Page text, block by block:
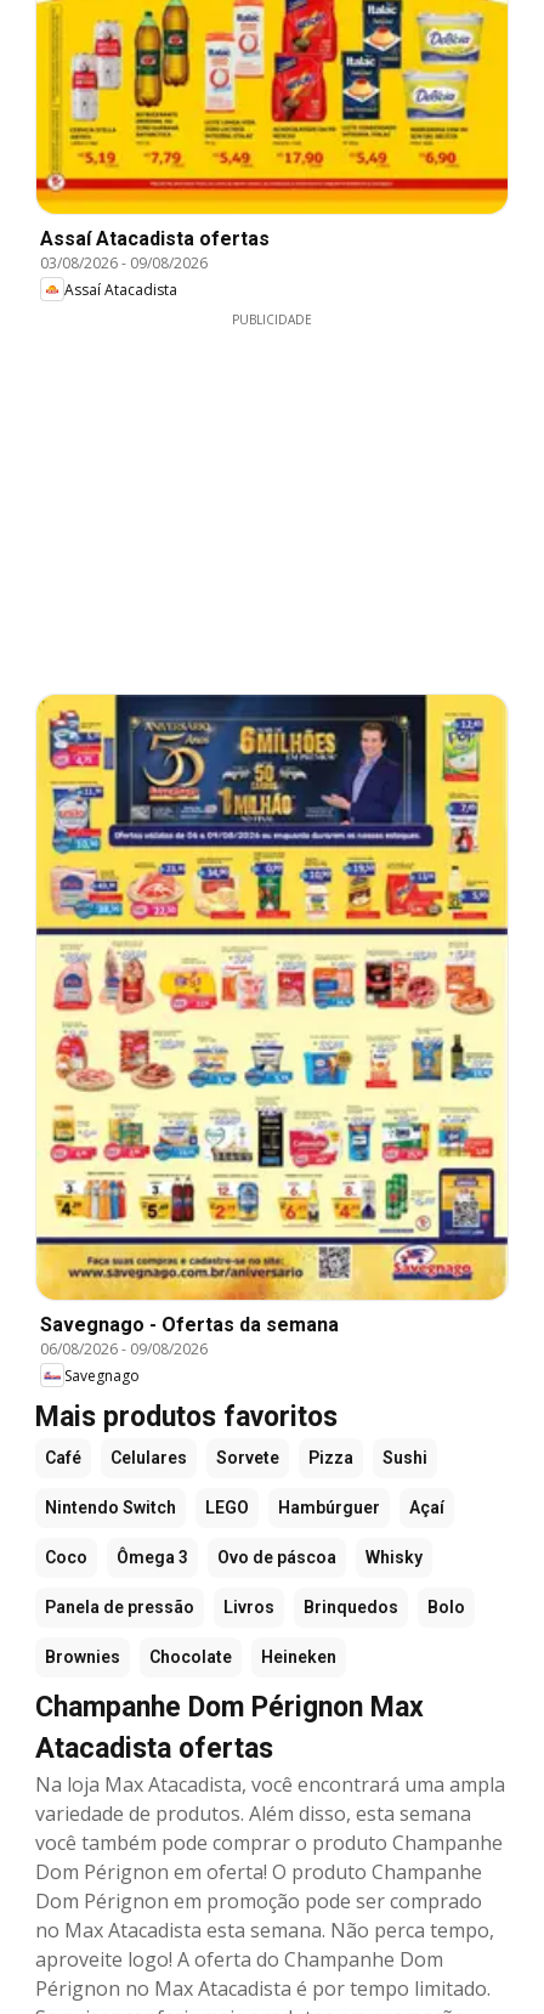
Assaí Atacadista ofertas
03/08/2026- 09/08/2026
Assaí Atacadista
PUBLICIDADE
Savegnago - Ofertas da semana
06/08/2026- 09/08/2026
Savegnago
Mais produtos favoritos
Café Celulares Sorvete Pizza Sushi
Nintendo Switch LEGO Hambúrguer Açaí
Coco Ômega 3 Ovo de páscoa Whisky
Panela de pressão Livros Brinquedos Bolo
Brownies Chocolate Heineken
Champanhe Dom Pérignon Max
Atacadista ofertas
Na loja Max Atacadista, você encontrará uma ampla
variedade de produtos. Além disso, esta semana
você também pode comprar o produto Champanhe
Dom Pérignon em oferta! O produto Champanhe
Dom Pérignon em promoção pode ser comprado
no Max Atacadista esta semana. Não perca tempo,
aproveite logo! A oferta do Champanhe Dom
Pérignon no Max Atacadista é por tempo limitado.